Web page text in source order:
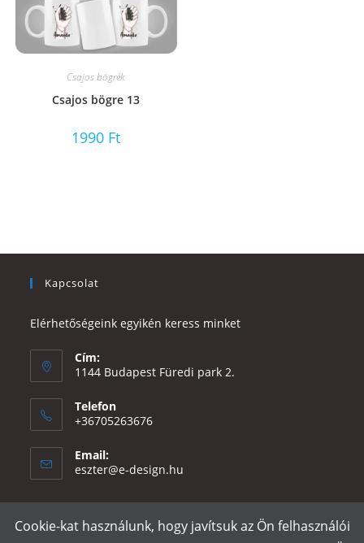
Csajos bögrék
Csajos bögre 13
1990 Ft
Kapcsolat
Elérhetőségeink egyikén keress minket
Cím:
1144 Budapest Füredi park 2.
Telefon
+36705263676
Email:
eszter@e-design.hu
Cookie-kat használunk, hogy javítsuk az Ön felhasználói